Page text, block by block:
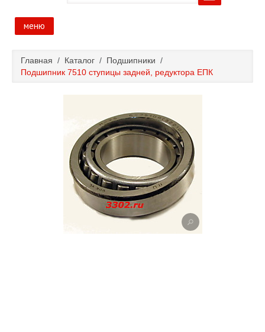
меню
Каталог
Покупка и оплата
Главная / Каталог / Подшипники /
Подшипник 7510 ступицы задней, редуктора ЕПК